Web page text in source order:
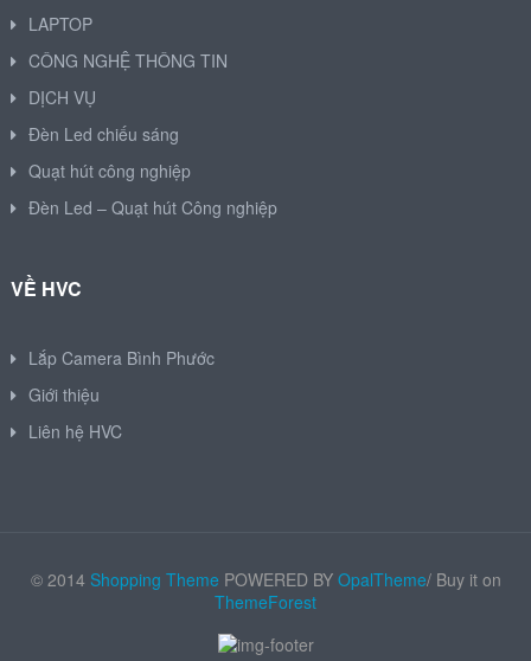
LAPTOP
CÔNG NGHỆ THÔNG TIN
DỊCH VỤ
Đèn Led chiếu sáng
Quạt hút công nghiệp
Đèn Led – Quạt hút Công nghiệp
VỀ HVC
Lắp Camera Bình Phước
Giới thiệu
Liên hệ HVC
© 2014 Shopping Theme POWERED BY OpalTheme/ Buy it on
ThemeForest